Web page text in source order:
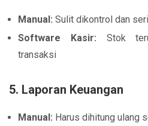
Manual: Sulit dikontrol dan
Software Kasir: Stok
transaksi
5. Laporan Keuangan
Manual: Harus dihitung ulang